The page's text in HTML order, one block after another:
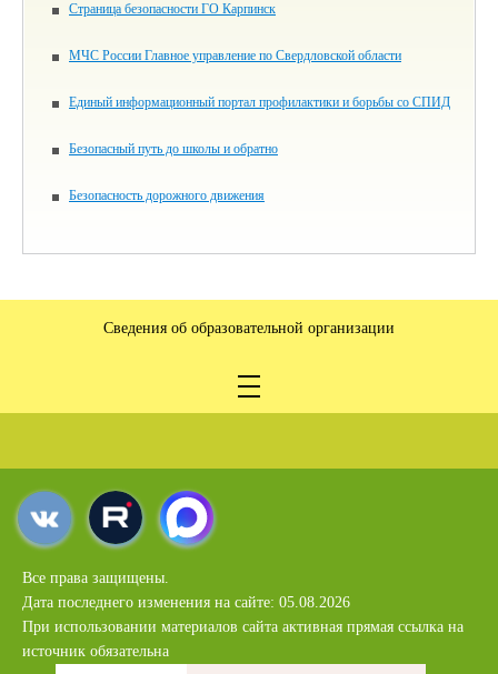
Страница безопасности ГО Карпинск
МЧС России Главное управление по Свердловской области
Единый информационный портал профилактики и борьбы со СПИД
Безопасный путь до школы и обратно
Безопасность дорожного движения
Сведения об образовательной организации
Все права защищены.
Дата последнего изменения на сайте: 05.08.2026
При использовании материалов сайта активная прямая ссылка на
источник обязательна